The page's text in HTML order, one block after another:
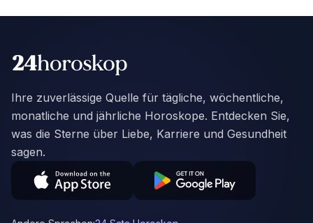
Ihre zuverlässige Quelle für tägliche, wöchentliche,
monatliche und jährliche Horoskope. Entdecken Sie,
was die Sterne über Liebe, Karriere und Gesundheit
sagen.